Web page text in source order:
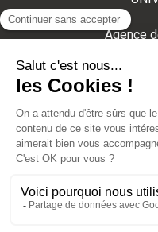
Agence
Van Dreamer - Camping-car